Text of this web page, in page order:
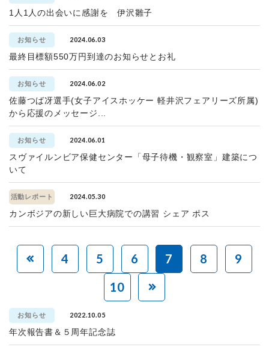
1人1人の出会いに感謝を 伊沢雛子
お知らせ 2024.06.03
最終目標額550万円到達のお知らせとお礼
お知らせ 2024.06.02
佐藤つば冴選手(女子アイスホッケー 軽井沢フェアリーズ所属)
から応援のメッセージ...
お知らせ 2024.06.01
スヴァイルンビア保健センター「母子待機・観察室」建築につ
いて
活動レポート 2024.05.30
カンボジアの新しい巨大病院での講習 シェア ポス
4 5 6 7 8
9
10
お知らせ 2022.10.05
年次報告書＆５周年記念誌